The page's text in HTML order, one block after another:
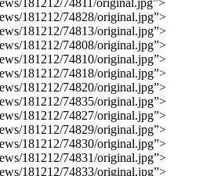
181212/74828/original.jpg”>
181212/74813/original.jpg”>
181212/74808/original.jpg”>
181212/74810/original.jpg”>
181212/74818/original.jpg”>
181212/74820/original.jpg”>
181212/74835/original.jpg”>
181212/74827/original.jpg”>
181212/74829/original.jpg”>
181212/74830/original.jpg”>
181212/74831/original.jpg”>
181212/74833/original.jpg”>